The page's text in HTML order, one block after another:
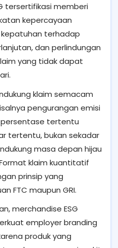
tersertifikasi memberi
kepercayaan
terhadap
dan perlindungan
yang tidak dapat
klaim semacam
pengurangan emisi
persentase tertentu
tertentu, bukan sekadar
masa depan hijau
klaim kuantitatif
prinsip yang
FTC maupun GRI.
merchandise ESG
employer branding
produk yang